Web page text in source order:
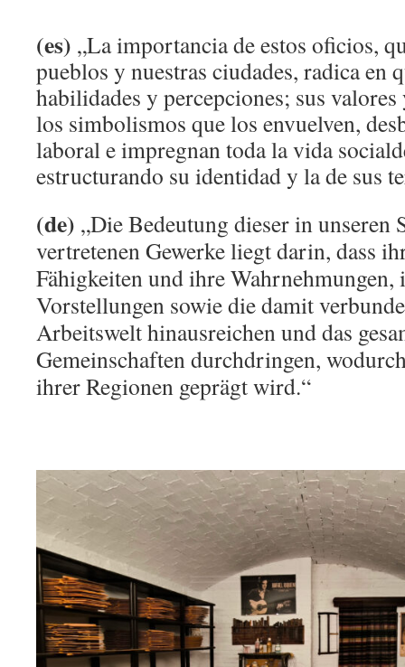
(es) „La importancia de estos oficios,
pueblos y nuestras ciudades, radica en
habilidades y percepciones; sus
los simbolismos que los envuelven,
laboral e impregnan toda la vida
estructurando su identidad y la de sus
(de) „Die Bedeutung dieser in unseren
vertretenen Gewerke liegt darin, dass
Fähigkeiten und ihre Wahrnehmungen,
Vorstellungen sowie die damit
Arbeitswelt hinausreichen und das
Gemeinschaften durchdringen,
ihrer Regionen geprägt wird.“